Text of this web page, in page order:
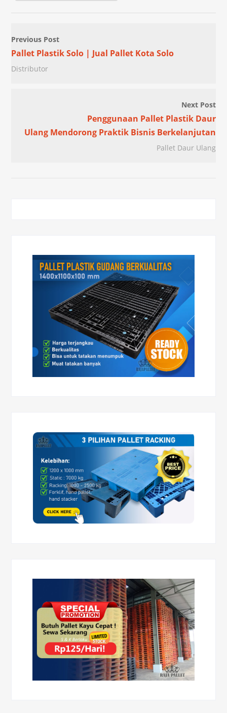
Previous Post
Pallet Plastik Solo | Jual Pallet Kota Solo
Distributor
Next Post
Penggunaan Pallet Plastik Daur
Ulang Mendorong Praktik Bisnis Berkelanjutan
Pallet Daur Ulang